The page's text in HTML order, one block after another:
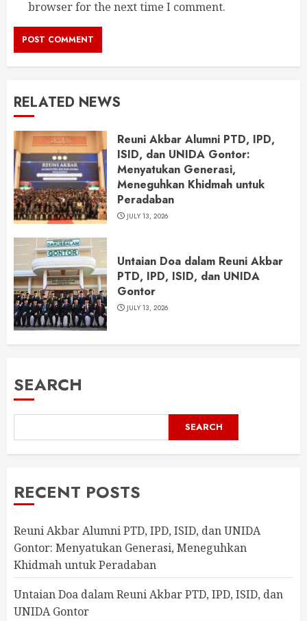
browser for the next time I comment.
RELATED NEWS
Reuni Akbar Alumni PTD, IPD,
ISID, dan UNIDA Gontor:
Menyatukan Generasi,
Meneguhkan Khidmah untuk
Peradaban
JULY 13, 2026
Untaian Doa dalam Reuni Akbar
PTD, IPD, ISID, dan UNIDA
Gontor
JULY 13, 2026
SEARCH
SEARCH
RECENT POSTS
Reuni Akbar Alumni PTD, IPD, ISID, dan UNIDA
Gontor: Menyatukan Generasi, Meneguhkan
Khidmah untuk Peradaban
Untaian Doa dalam Reuni Akbar PTD, IPD, ISID, dan
UNIDA Gontor